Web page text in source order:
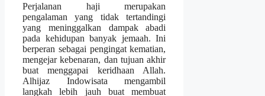
Perjalanan haji merupakan
pengalaman yang tidak tertandingi
yang meninggalkan dampak abadi
pada kehidupan banyak jemaah. Ini
berperan sebagai pengingat kematian,
mengejar kebenaran, dan tujuan akhir
buat menggapai keridhaan Allah.
Alhijaz Indowisata mengambil
langkah lebih jauh buat membuat